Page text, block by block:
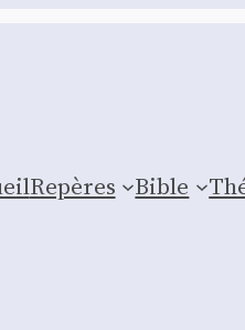
Repères Bible